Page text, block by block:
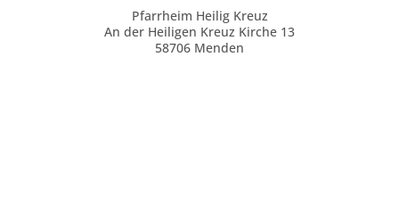
Pfarrheim Heilig Kreuz
An der Heiligen Kreuz Kirche 13
58706 Menden